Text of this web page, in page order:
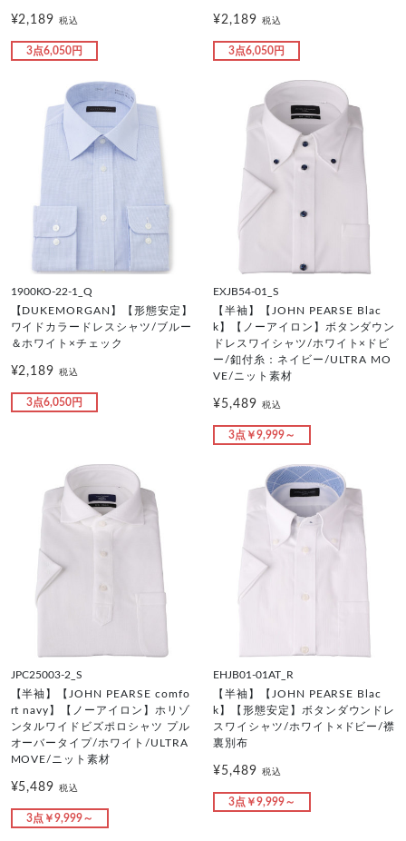
¥2,189税込
3点6,050円
¥2,189 税込
3点6,050円
1900KO-22-1_Q
【DUKEMORGAN】【形態安定】
ワイドカラードレスシャツ/ブルー
＆ホワイト×チェック
¥2,189税込
3点6,050円
EXJB54-01_S
【半袖】【JOHN PEARSE Blac
k】【ノーアイロン】ボタンダウン
ドレスワイシャツ/ホワイト×ドビ
ー/釦付糸：ネイビー/ULTRA MO
VE/ニット素材
¥5,489 税込
3点￥9,999～
JPC25003-2_S
【半袖】【JOHN PEARSE comfo
rt navy】【ノーアイロン】ホリゾ
ンタルワイドビズポロシャツ プル
オーバータイプ/ホワイト/ULTRA
MOVE/ニット素材
¥5,489税込
3点￥9,999～
EHJB01-01AT_R
【半袖】【JOHN PEARSE Blac
k】【形態安定】ボタンダウンドレ
スワイシャツ/ホワイト×ドビー/襟
裏別布
¥5,489 税込
3点￥9,999～